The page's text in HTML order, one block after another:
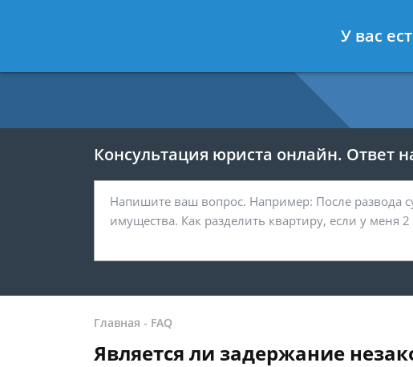
7 812 467-37-54
Консультация юриста онлайн. Ответ
Главная - FAQ
Является ли задержание
У вас